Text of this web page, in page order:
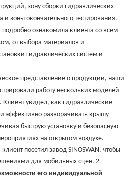
зону сборки гидравлических
и зоны окончательного тестирования.
ознакомила клиента со всем
от выбора материалов и
гидравлических систем и
представление о продукции, наши
работу нескольких моделей
Клиент увидел, как гидравлические
эффективно разворачивать крышу
быструю установку и безопасную
на открытом воздухе.
его индивидуальной